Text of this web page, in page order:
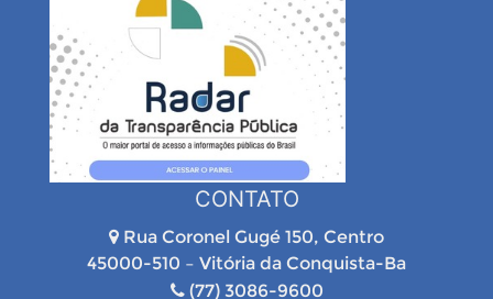
CONTATO
Rua Coronel Gugé 150, Centro
45000-510 – Vitória da Conquista-Ba
(77) 3086-9600